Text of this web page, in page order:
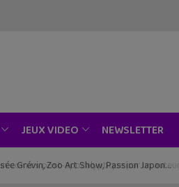
JEUX VIDEO NEWSLETTER
Grévin, Zoo Art Show, Passion Japon…